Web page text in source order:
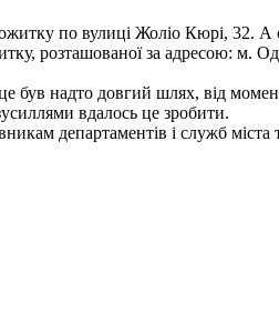
по вулиці Жоліо Кюрі, 32.
розташованої за адресою: м.
був надто довгий шлях, від
вдалось це зробити.
департаментів і служб